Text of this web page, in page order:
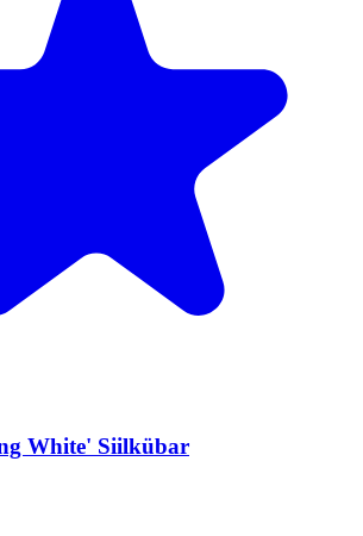
White' Siilkübar